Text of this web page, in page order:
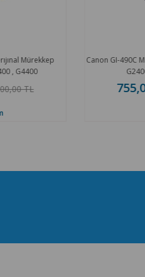
Mürekkep
, G4400
TL
Canon GI-490C